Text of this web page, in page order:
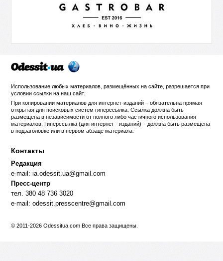
Использование любых материалов, размещённых на сайте, разрешается при
условии ссылки нанаш сайт.
При копировании материалов для интернет-изданий – обязательна прямая
открытая для поисковых систем гиперссылка. Ссылка должна быть
размещена в независимости от полного либо частичного использования
материалов. Гиперссылка (для интернет - изданий) – должна быть размещена
в подзаголовке или в первом абзаце материала.
Контакты
Редакция
e-mail:ia.odessit.ua@gmail.com
Пресс-центр
тел. 380 48 736 3020
e-mail:odessit.presscentre@gmail.com
© 2011-2026 Odessitua.com Все права защищены.